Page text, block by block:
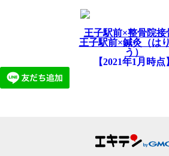
王子駅前×整骨院接
王子駅前×鍼灸（は
う）
【2021年1月時点